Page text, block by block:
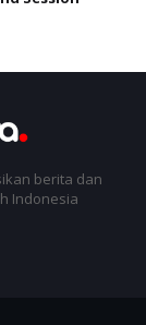
berita dan
Indonesia